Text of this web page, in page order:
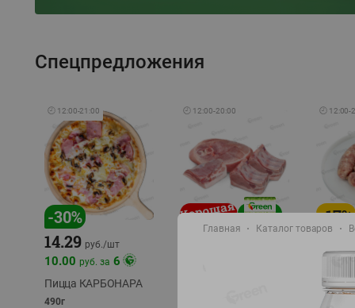
Спецпредложения
🕘 12:00-21:00
-30%
14.29 руб./шт
10.00 руб. за 6
Пицца КАРБОНАРА
490г
🕘 12:00-20:00 🕘 12:00-
-17%
11.99
Главная Каталог товаров